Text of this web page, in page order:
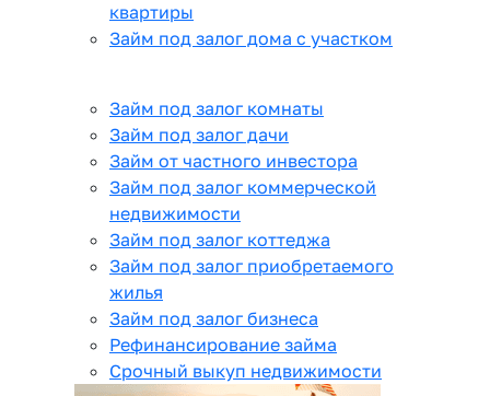
квартиры
Займ под залог дома с участком
Займ под залог комнаты
Займ под залог дачи
Займ от частного инвестора
Займ под залог коммерческой
недвижимости
Займ под залог коттеджа
Займ под залог приобретаемого
жилья
Займ под залог бизнеса
Рефинансирование займа
Срочный выкуп недвижимости